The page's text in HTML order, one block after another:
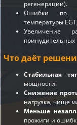
регенерации).
Ошибки по
температуры
Увеличение
принудительных
Что даёт
Стабильная
мощности.
Снижение
нагрузка, чище
Меньше
прожиги и